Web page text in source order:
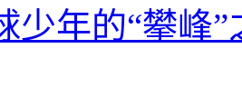
少年的“攀峰